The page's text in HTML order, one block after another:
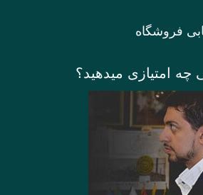
فروشگاه
چه امتیازی میدهید؟